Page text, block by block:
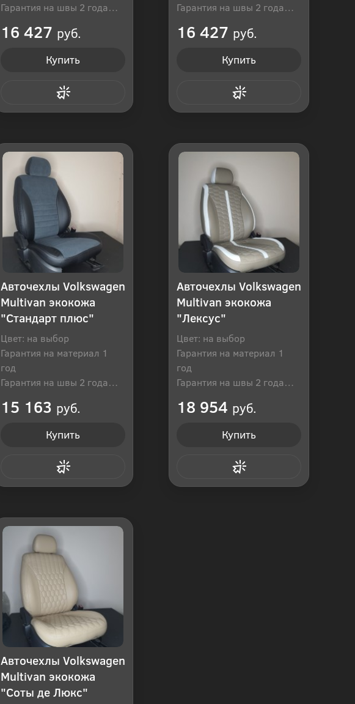
Гарантия на швы 2 года
16 427 руб.
Купить
Гарантия на швы 2 года
16 427 руб.
Купить
Авточехлы Volkswagen
Multivan экокожа
"Стандарт плюс"
Цвет: на выбор
Гарантия на материал 1
год
Гарантия на швы 2 года
15 163 руб.
Купить
Авточехлы Volkswagen
Multivan экокожа
"Лексус"
Цвет: на выбор
Гарантия на материал 1
год
Гарантия на швы 2 года
18 954 руб.
Купить
Авточехлы Volkswagen
Multivan экокожа
"Соты де Люкс"